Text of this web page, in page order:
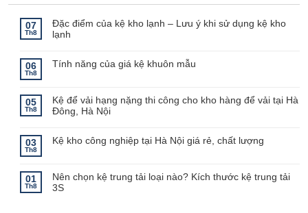
07
Th8
Đặc điểm của kệ kho lạnh – Lưu ý khi sử dụng kệ kho
lạnh
bình
luận
của
kệ
kho
Lưu
ý
kệ
kho
lạnh
06
Th8
Tính năng của giá kệ khuôn mẫu
luận
ở
Tính
giá
kệ
05
Th8
Kệ để vải hạng nặng thi công cho kho hàng để vải tại Hà
Đông, Hà Nội
bình
luận
vải
hạng
nặng
03
Th8
Kệ kho công nghiệp tại Hà Nội giá rẻ, chất lượng
luận
ở
Kệ
01
Th8
Nên chọn kệ trung tải loại nào? Kích thước kệ trung tải
3S